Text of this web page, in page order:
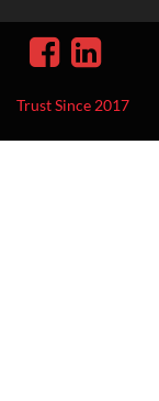
Trust Since 2017